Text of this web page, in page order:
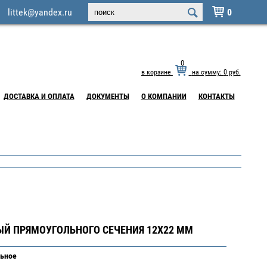
 0
littek@yandex.ru
в корзине
0
на сумму: 0руб.
ДОСТАВКА И ОПЛАТА ДОКУМЕНТЫ О КОМПАНИИ КОНТАКТЫ
ПРЯМОУГОЛЬНОГО СЕЧЕНИЯ 12Х22 ММ